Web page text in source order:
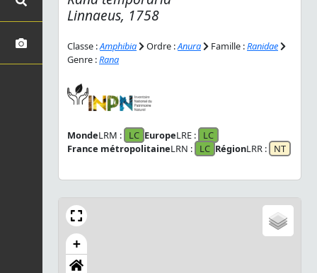
Linnaeus, 1758
Classe :Amphibia Ordre :Anura Famille :Ranidae
Genre :Rana
MondeLRM : LC EuropeLRE :
LC
France métropolitaineLRN : LC RégionLRR : NT
+